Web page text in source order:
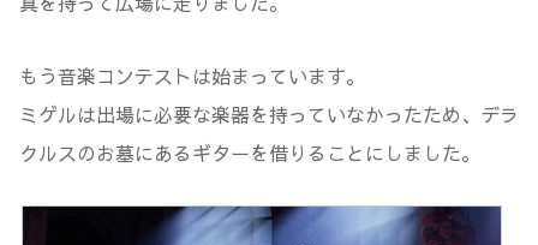
もう音楽コンテストは始まっています。
ミゲルは出場に必要な楽器を持っていなかったため、デラ
クルスのお墓にあるギターを借りることにしました。